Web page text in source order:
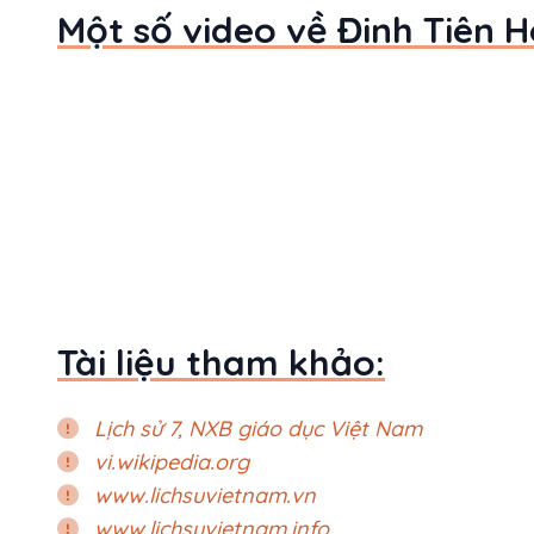
Một số video về Đinh Tiên
Tài liệu tham khảo:
Lịch sử 7, NXB giáo dục Việt Nam
vi.wikipedia.org
www.lichsuvietnam.vn
www.lichsuvietnam.info